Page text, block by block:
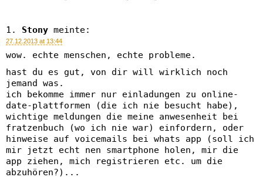
Stony meinte:
27.12.2013 at 13:44
wow. echte menschen, echte probleme.
hast du es gut, von dir will wirklich noch
jemand was.
ich bekomme immer nur einladungen zu online-
date-plattformen (die ich nie besucht habe),
wichtige meldungen die meine anwesenheit bei
fratzenbuch (wo ich nie war) einfordern, oder
hinweise auf voicemails bei whats app (soll ich
mir jetzt echt nen smartphone holen, mir die
app ziehen, mich registrieren etc. um die
abzuhören?)...